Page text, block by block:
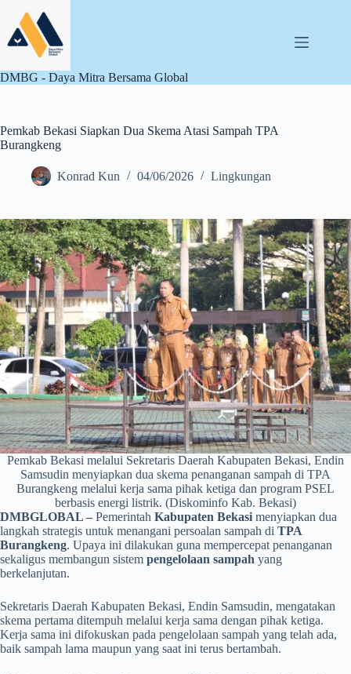
content
DMBG - Daya Mitra Bersama Global
Pemkab Bekasi Siapkan Dua Skema Atasi Sampah TPA
Burangkeng
Konrad Kun 04/06/2026 Lingkungan
Pemkab Bekasi melalui Sekretaris Daerah Kabupaten Bekasi, Endin
Samsudin menyiapkan dua skema penanganan sampah di TPA
Burangkeng melalui kerja sama pihak ketiga dan program PSEL
berbasis energi listrik. (Diskominfo Kab. Bekasi)
DMBGLOBAL – Pemerintah Kabupaten Bekasi menyiapkan dua
langkah strategis untuk menangani persoalan sampah di TPA
Burangkeng. Upaya ini dilakukan guna mempercepat penanganan
sekaligus membangun sistem pengelolaan sampah yang
berkelanjutan.
Sekretaris Daerah Kabupaten Bekasi, Endin Samsudin, mengatakan
skema pertama ditempuh melalui kerja sama dengan pihak ketiga.
Kerja sama ini difokuskan pada pengelolaan sampah yang telah ada,
baik sampah lama maupun yang saat ini terus bertambah.